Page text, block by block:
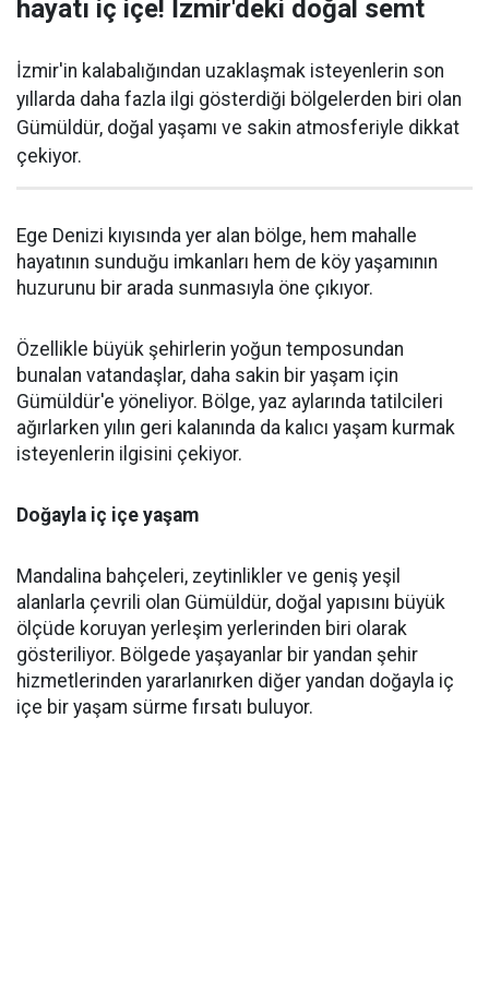
hayatı iç içe! İzmir'deki doğal semt
İzmir'in kalabalığından uzaklaşmak isteyenlerin son
yıllarda daha fazla ilgi gösterdiği bölgelerden biri olan
Gümüldür, doğal yaşamı ve sakin atmosferiyle dikkat
çekiyor.
Ege Denizi kıyısında yer alan bölge, hem mahalle
hayatının sunduğu imkanları hem de köy yaşamının
huzurunu bir arada sunmasıyla öne çıkıyor.
Özellikle büyük şehirlerin yoğun temposundan
bunalan vatandaşlar, daha sakin bir yaşam için
Gümüldür'e yöneliyor. Bölge, yaz aylarında tatilcileri
ağırlarken yılın geri kalanında da kalıcı yaşam kurmak
isteyenlerin ilgisini çekiyor.
Doğayla iç içe yaşam
Mandalina bahçeleri, zeytinlikler ve geniş yeşil
alanlarla çevrili olan Gümüldür, doğal yapısını büyük
ölçüde koruyan yerleşim yerlerinden biri olarak
gösteriliyor. Bölgede yaşayanlar bir yandan şehir
hizmetlerinden yararlanırken diğer yandan doğayla iç
içe bir yaşam sürme fırsatı buluyor.